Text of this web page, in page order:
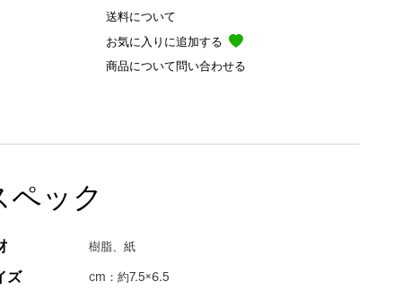
送料について
お気に入りに追加する
商品について問い合わせる
ペック
樹脂、紙
ズ cm：約7.5×6.5